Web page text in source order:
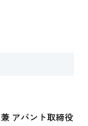
アバント取締役